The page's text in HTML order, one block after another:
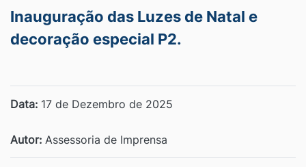
Inauguração das Luzes de Natal e
decoração especial P2.
Data: 17 de Dezembro de 2025
Autor: Assessoria de Imprensa